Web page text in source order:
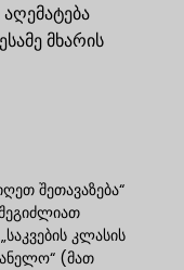
აღემატება
მხარის
შეთავაზება“
კლასის
(მათ